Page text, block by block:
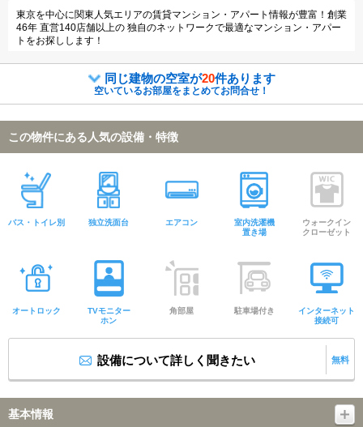
東京を中心に関東人気エリアの賃貸マンション・アパート情報が豊富！創業
46年 直営140店舗以上の 独自のネットワークで最適なマンション・アパー
トをお探しします！
同じ建物の空室が20件あります
空いているお部屋をまとめてお問合せ！
この物件にある人気の設備・特徴
バス・トイレ別 独立洗面台 エアコン
室内洗濯機
置き場
ウォークイン
クローゼット
オートロック
TVモニター
ホン
角部屋 駐車場付き
インターネット
接続可
設備について詳しく聞きたい 無料
基本情報